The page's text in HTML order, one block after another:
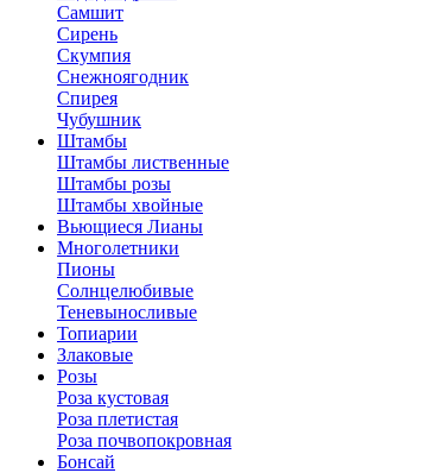
Самшит
Сирень
Скумпия
Снежноягодник
Спирея
Чубушник
Штамбы
Штамбы лиственные
Штамбы розы
Штамбы хвойные
Вьющиеся Лианы
Многолетники
Пионы
Солнцелюбивые
Теневыносливые
Топиарии
Злаковые
Розы
Роза кустовая
Роза плетистая
Роза почвопокровная
Бонсай